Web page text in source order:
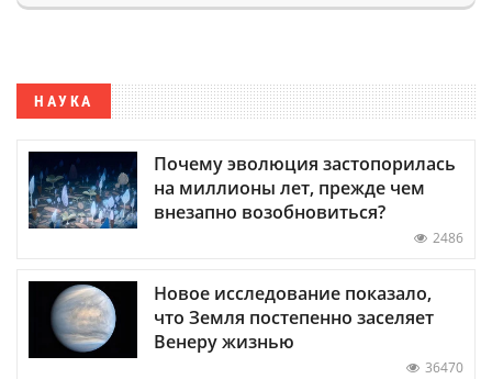
НАУКА
Почему эволюция застопорилась
на миллионы лет, прежде чем
внезапно возобновиться?
2486
Новое исследование показало,
что Земля постепенно заселяет
Венеру жизнью
36470